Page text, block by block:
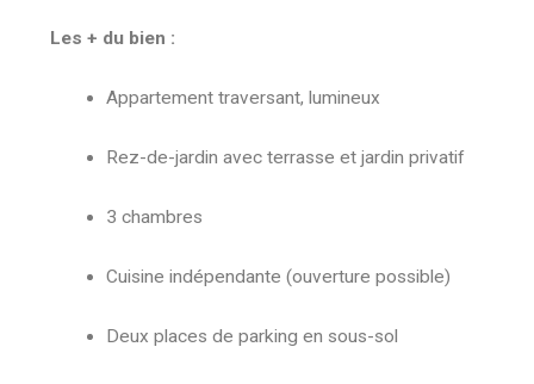
Les + du bien :
Appartement traversant, lumineux
Rez-de-jardin avec terrasse et jardin privatif
3 chambres
Cuisine indépendante (ouverture possible)
Deux places de parking en sous-sol